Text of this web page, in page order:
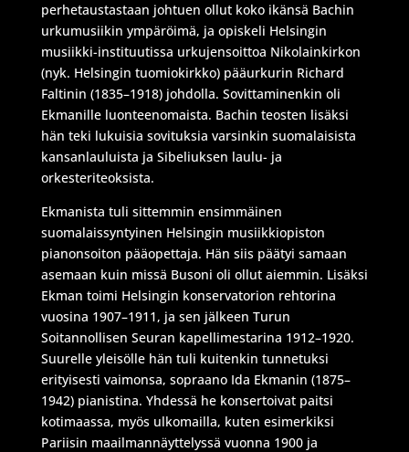
perhetaustastaan johtuen ollut koko ikänsä Bachin
urkumusiikin ympäröimä, ja opiskeli Helsingin
musiikki-instituutissa urkujensoittoa Nikolainkirkon
(nyk. Helsingin tuomiokirkko) pääurkurin Richard
Faltinin (1835–1918) johdolla. Sovittaminenkin oli
Ekmanille luonteenomaista. Bachin teosten lisäksi
hän teki lukuisia sovituksia varsinkin suomalaisista
kansanlauluista ja Sibeliuksen laulu- ja
orkesteriteoksista.
Ekmanista tuli sittemmin ensimmäinen
suomalaissyntyinen Helsingin musiikkiopiston
pianonsoiton pääopettaja. Hän siis päätyi samaan
asemaan kuin missä Busoni oli ollut aiemmin. Lisäksi
Ekman toimi Helsingin konservatorion rehtorina
vuosina 1907–1911, ja sen jälkeen Turun
Soitannollisen Seuran kapellimestarina 1912–1920.
Suurelle yleisölle hän tuli kuitenkin tunnetuksi
erityisesti vaimonsa, sopraano Ida Ekmanin (1875–
1942) pianistina. Yhdessä he konsertoivat paitsi
kotimaassa, myös ulkomailla, kuten esimerkiksi
Pariisin maailmannäyttelyssä vuonna 1900 ja